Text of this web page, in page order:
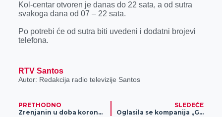
Kol-centar otvoren je danas do 22 sata, a od sutra
svakoga dana od 07 – 22 sata.
Po potrebi će od sutra biti uvedeni i dodatni brojevi
telefona.
RTV Santos
Autor: Redakcija radio televizije Santos
PRETHODNO
Zrenjanin u doba koronavirusa (FOTO)
SLEDEĆE
Oglasila se kompanija „Gomex“ zbog novonastale situacije